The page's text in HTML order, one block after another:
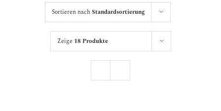
Sortieren nachStandardsortierung
Zeige 18 Produkte